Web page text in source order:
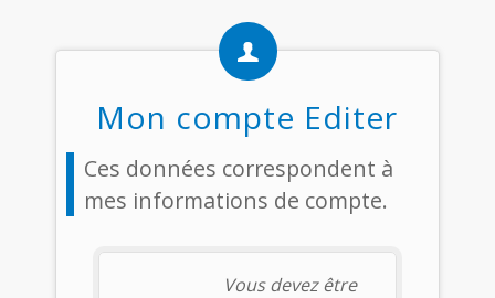
Mon compte Editer
Ces données correspondent à
mes informations de compte.
Vous devez être